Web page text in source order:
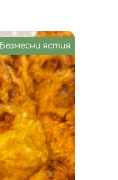
Безмесни ястия